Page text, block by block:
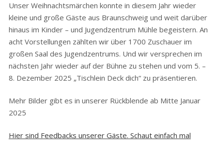
Unser Weihnachtsmärchen konnte in diesem Jahr wieder
kleine und große Gäste aus Braunschweig und weit darüber
hinaus im Kinder – und Jugendzentrum Mühle begeistern. An
acht Vorstellungen zählten wir über 1700 Zuschauer im
großen Saal des Jugendzentrums. Und wir versprechen im
nächsten Jahr wieder auf der Bühne zu stehen und vom 5. –
8. Dezember 2025 „Tischlein Deck dich“ zu präsentieren.
Mehr Bilder gibt es in unserer Rückblende ab Mitte Januar
2025
Hier sind Feedbacks unserer Gäste. Schaut einfach mal